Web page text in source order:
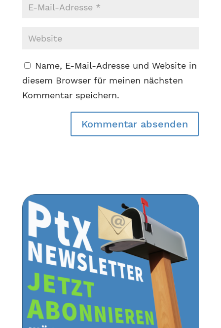
Name, E-Mail-Adresse und Website in
diesem Browser für meinen nächsten
Kommentar speichern.